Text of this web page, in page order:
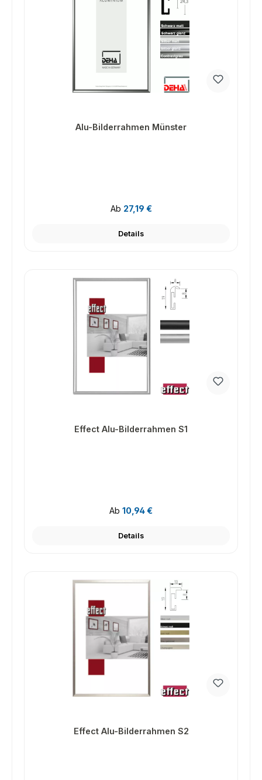
Alu-Bilderrahmen Münster
Regulärer Preis:
Ab 27,19 €
Details
Effect Alu-Bilderrahmen S1
Regulärer Preis:
Ab 10,94 €
Details
Effect Alu-Bilderrahmen S2